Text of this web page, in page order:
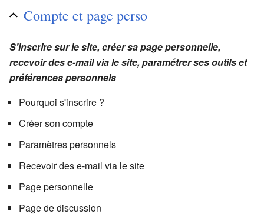
Compte et page perso
S'inscrire sur le site, créer sa page personnelle,
recevoir des e-mail via le site, paramétrer ses outils et
préférences personnels
Pourquoi s'inscrire ?
Créer son compte
Paramètres personnels
Recevoir des e-mail via le site
Page personnelle
Page de discussion